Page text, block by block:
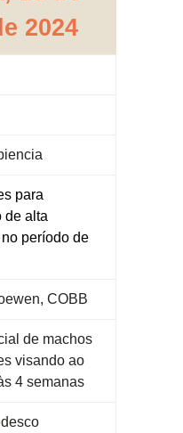
2024
para
de alta
período de
COBB
de machos
visando ao
4 semanas